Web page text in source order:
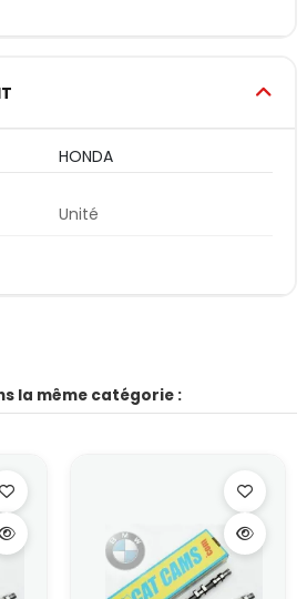
HONDA
Unité
la même catégorie :